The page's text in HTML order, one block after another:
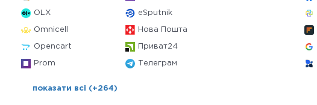
OLX eSputnik
Omnicell Нова Пошта
Opencart Приват24
Prom Телеграм
показати всі (+264)